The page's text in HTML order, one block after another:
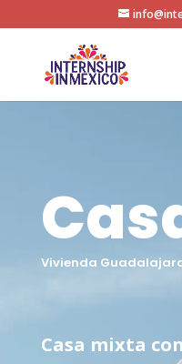
Vivienda
Casa mixta